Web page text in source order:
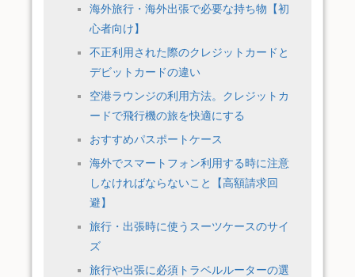
海外旅行・海外出張で必要な持ち物【初
心者向け】
不正利用された際のクレジットカードと
デビットカードの違い
空港ラウンジの利用方法。クレジットカ
ードで飛行機の旅を快適にする
おすすめパスポートケース
海外でスマートフォン利用する時に注意
しなければならないこと【高額請求回
避】
旅行・出張時に使うスーツケースのサイ
ズ
旅行や出張に必須トラベルルーターの選